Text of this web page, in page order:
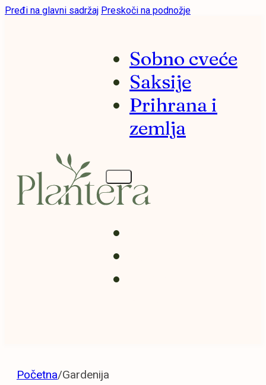
Pređi na glavni sadržaj Preskoči na podnožje
Sobno cveće
Saksije
Prihrana i
zemlja
Početna/Gardenija